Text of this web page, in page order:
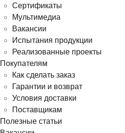
Сертификаты
Мультимедиа
Вакансии
Испытания продукции
Реализованные проекты
Покупателям
Как сделать заказ
Гарантии и возврат
Условия доставки
Поставщикам
Полезные статьи